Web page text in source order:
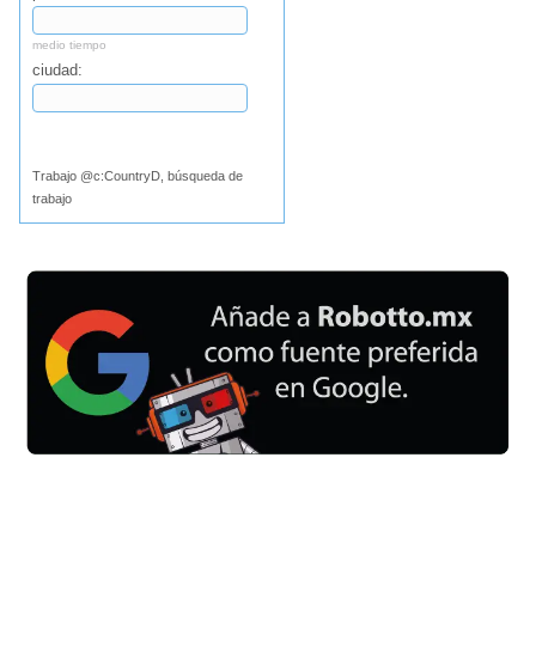
medio tiempo
ciudad:
Trabajo @c:CountryD, búsqueda de
trabajo